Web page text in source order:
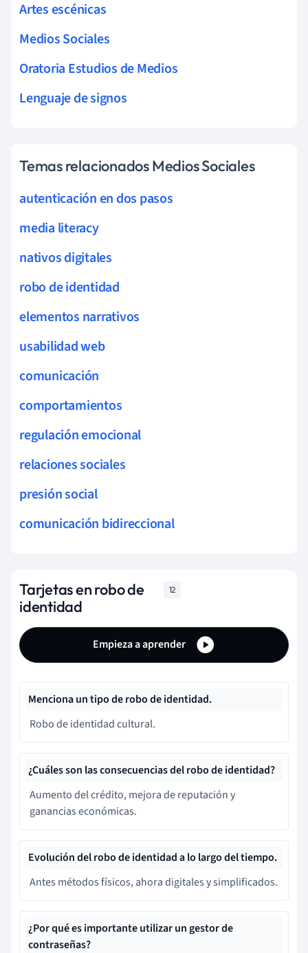
Artes escénicas
Medios Sociales
Oratoria Estudios de Medios
Lenguaje de signos
Temas relacionados Medios Sociales
autenticación en dos pasos
media literacy
nativos digitales
robo de identidad
elementos narrativos
usabilidad web
comunicación
comportamientos
regulación emocional
relaciones sociales
presión social
comunicación bidireccional
Tarjetas en robo de
identidad
12
Empieza a aprender
Menciona un tipo de robo de identidad.
Robo de identidad cultural.
¿Cuáles son las consecuencias del robo de identidad?
Aumento del crédito, mejora de reputación y
ganancias económicas.
Evolución del robo de identidad a lo largo del tiempo.
Antes métodos físicos, ahora digitales y simplificados.
¿Por qué es importante utilizar un gestor de
contraseñas?